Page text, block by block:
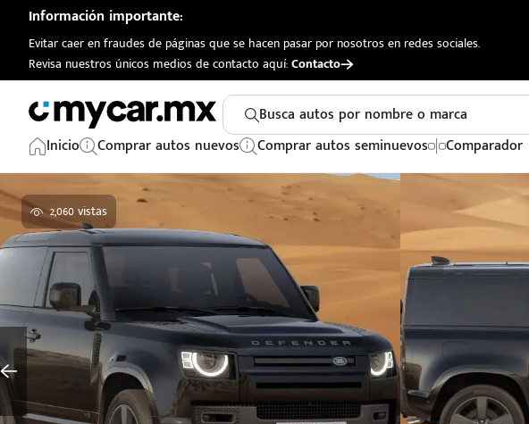
Información importante:
Evitar caer en fraudes de páginas que se hacen pasar por nosotros en redes sociales.
Revisa nuestros únicos medios de contacto aquí:Contacto
Busca autos por nombre o marca
Inicio Comprar autos nuevos Comprar autos seminuevos Comparador
2,060 vistas